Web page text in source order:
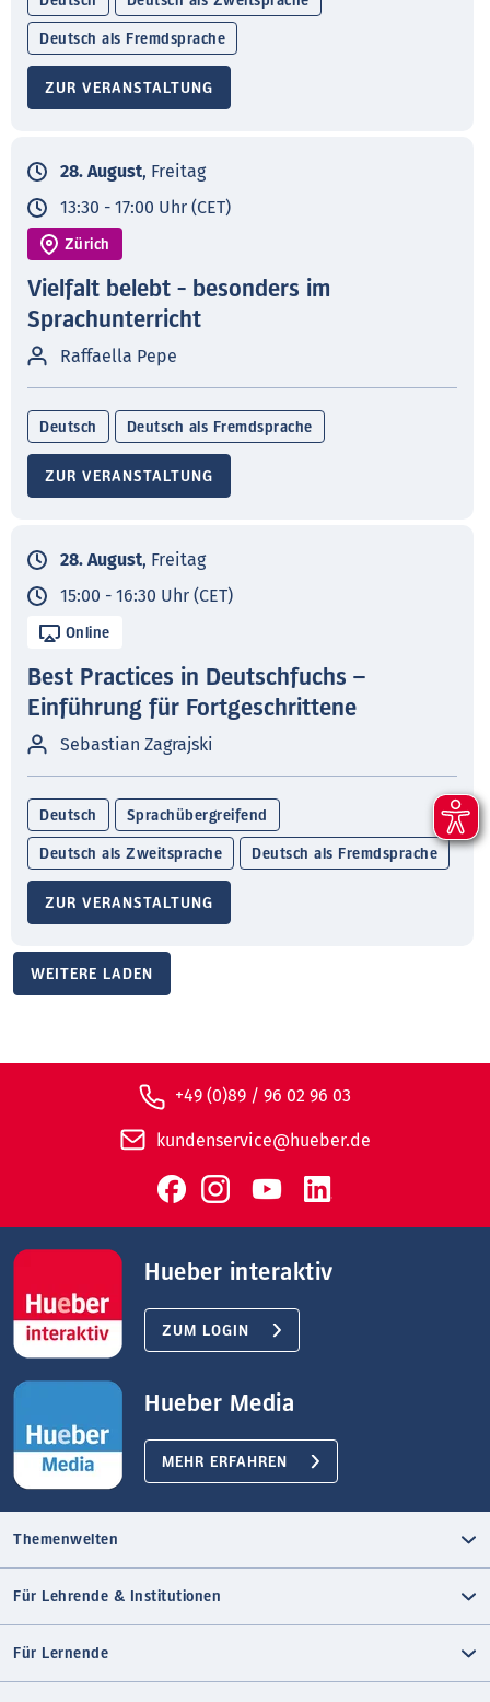
Deutsch als Fremdsprache
ZUR VERANSTALTUNG
28. August, Freitag
13:30 - 17:00 Uhr (CET)
Zürich
Vielfalt belebt - besonders im
Sprachunterricht
Raffaella Pepe
Deutsch Deutsch als Fremdsprache
ZUR VERANSTALTUNG
28. August, Freitag
15:00 - 16:30 Uhr (CET)
Online
Best Practices in Deutschfuchs –
Einführung für Fortgeschrittene
Sebastian Zagrajski
Deutsch Sprachübergreifend
Deutsch als Zweitsprache Deutsch als Fremdsprache
ZUR VERANSTALTUNG
WEITERE LADEN
+49 (0)89 / 96 02 96 03
kundenservice@hueber.de
Hueber interaktiv
ZUM LOGIN
Hueber Media
MEHR ERFAHREN
Themenwelten
Für Lehrende & Institutionen
Für Lernende